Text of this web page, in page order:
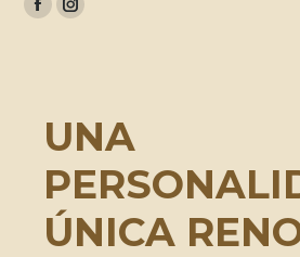
Facebook
new
window
Instagram
new
window
UNA
ÚNICA